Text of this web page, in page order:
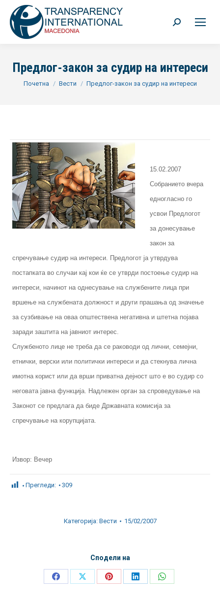
Search:
Предлог-закон за судир на интереси
You are here:
Почетна Вести Предлог-закон за судир на интереси
15.02.2007
Собранието вчера
едногласно го
усвои Предлогот
за донесување
закон за
спречување судир на интереси. Предлогот ја утврдува
постапката во случаи кај кои ќе се утврди постоење судир на
интереси, начинот на однесување на службените лица при
вршење на службената должност и други прашања од значење
за сузбивање на оваа општествена негативна и штетна појава
заради заштита на јавниот интерес.
Службеното лице не треба да се раководи од лични, семејни,
етнички, верски или политички интереси и да стекнува лична
имотна корист или да врши приватна дејност што е во судир со
неговата јавна функција. Надлежен орган за спроведување на
Законот се предлага да биде Државната комисија за
спречување на корупцијата.
Извор: Вечер
Прегледи: 309
Категорија: Вести 15/02/2007
Сподели на
Share
Share
Share
Share
Share